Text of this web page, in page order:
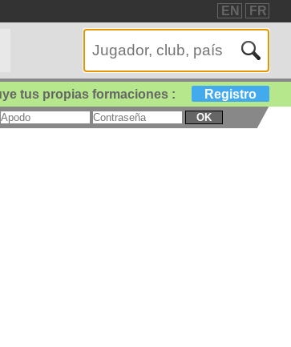
EN FR
tus propias formaciones : Registro
OK